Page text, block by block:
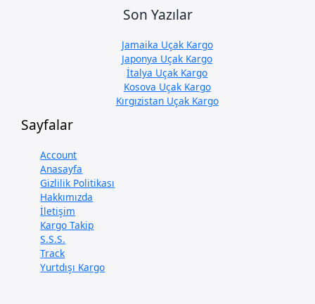
Son Yazılar
Jamaika Uçak Kargo
Japonya Uçak Kargo
İtalya Uçak Kargo
Kosova Uçak Kargo
Kırgızistan Uçak Kargo
Sayfalar
Account
Anasayfa
Gizlilik Politikası
Hakkımızda
İletişim
Kargo Takip
S.S.S.
Track
Yurtdışı Kargo